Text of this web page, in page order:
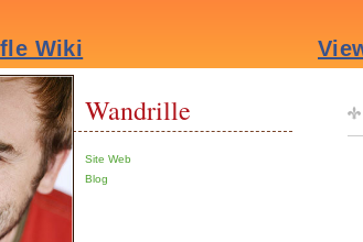
Wandrille
Site Web
Blog